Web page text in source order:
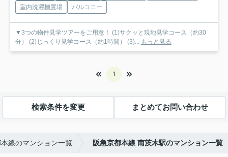
室内洗濯機置場
バルコニー
▼3つの物件見学ツアーをご用意！ (1)サクッと現地見学コース（約30
分） (2)じっくり見学コース（約1時間） (3)...
もっと見る
1
検索条件を変更 まとめてお問い合わせ
線のマンション一覧 阪急京都本線 南茨木駅のマンション一覧